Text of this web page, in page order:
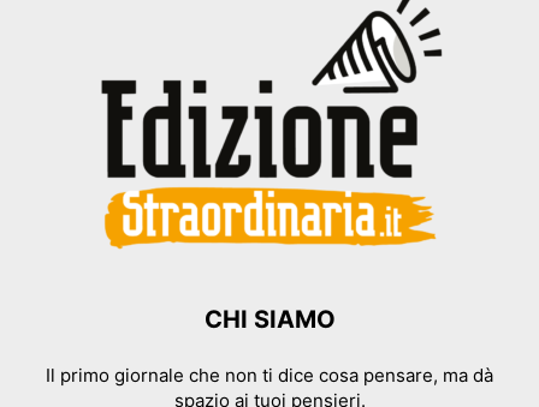
CHI SIAMO
Il primo giornale che non ti dice cosa pensare, ma dà
spazio ai tuoi pensieri.